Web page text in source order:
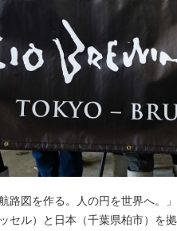
路図を作る。人の円を世界へ。」
セル）と日本（千葉県柏市）を